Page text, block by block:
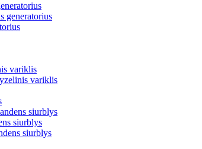
generatorius
variklis
variklis
siurblys
siurblys
siurblys